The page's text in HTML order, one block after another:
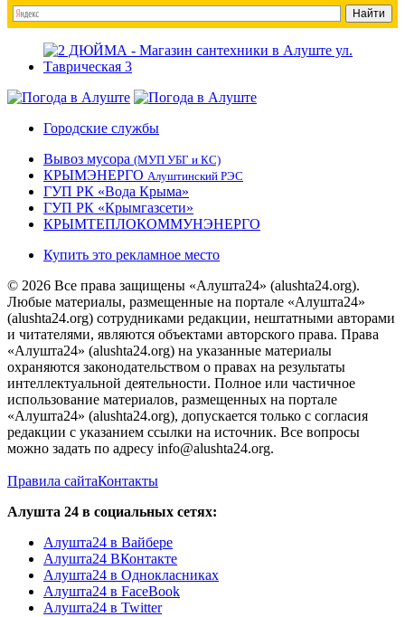
Городские службы
Вывоз мусора (МУП УБГ и КС)
КРЫМЭНЕРГО Алуштинский РЭС
ГУП РК «Вода Крыма»
ГУП РК «Крымгазсети»
КРЫМТЕПЛОКОММУНЭНЕРГО
Купить это рекламное место
© 2026 Все права защищены «Алушта24» (alushta24.org).
Любые материалы, размещенные на портале «Алушта24»
(alushta24.org) сотрудниками редакции, нештатными авторами
и читателями, являются объектами авторского права. Права
«Алушта24» (alushta24.org) на указанные материалы
охраняются законодательством о правах на результаты
интеллектуальной деятельности. Полное или частичное
использование материалов, размещенных на портале
«Алушта24» (alushta24.org), допускается только с согласия
редакции с указанием ссылки на источник. Все вопросы
можно задать по адресу info@alushta24.org.
Правила сайтаКонтакты
Алушта 24 в социальных сетях:
Алушта24 в Вайбере
Алушта24 ВКонтакте
Алушта24 в Однокласниках
Алушта24 в FaceBook
Алушта24 в Twitter